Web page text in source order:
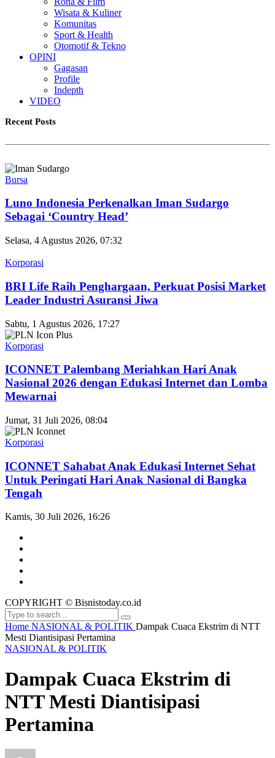
Wisata & Kuliner
Komunitas
Sport & Health
Otomotif & Tekno
OPINI
Gagasan
Profile
Indepth
VIDEO
Recent Posts
Bursa
Luno Indonesia Perkenalkan Iman Sudargo
Sebagai ‘Country Head’
Selasa, 4 Agustus 2026, 07:32
Korporasi
BRI Life Raih Penghargaan, Perkuat Posisi Market
Leader Industri Asuransi Jiwa
Sabtu, 1 Agustus 2026, 17:27
Korporasi
ICONNET Palembang Meriahkan Hari Anak
Nasional 2026 dengan Edukasi Internet dan Lomba
Mewarnai
Jumat, 31 Juli 2026, 08:04
Korporasi
ICONNET Sahabat Anak Edukasi Internet Sehat
Untuk Peringati Hari Anak Nasional di Bangka
Tengah
Kamis, 30 Juli 2026, 16:26
COPYRIGHT © Bisnistoday.co.id
Home NASIONAL & POLITIK Dampak Cuaca Ekstrim di NTT
Mesti Diantisipasi Pertamina
NASIONAL & POLITIK
Dampak Cuaca Ekstrim di
NTT Mesti Diantisipasi
Pertamina